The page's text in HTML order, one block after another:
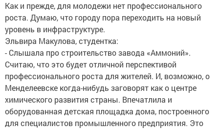
Как и прежде, для молодежи нет профессионального
роста. Думаю, что городу пора переходить на новый
уровень в инфраструктуре.
Эльвира Макулова, студентка:
- Слышала про строительство завода «Аммоний».
Считаю, что это будет отличной перспективой
профессионального роста для жителей. И, возможно, о
Менделеевске когда-нибудь заговорят как о центре
химического развития страны. Впечатлила и
оборудованная детская площадка дома, построенного
для специалистов промышленного предприятия. Это